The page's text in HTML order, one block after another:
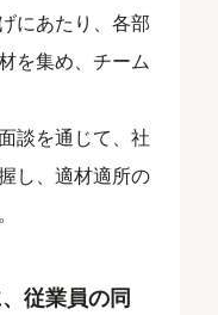
にあたり、各部
を集め、チーム
談を通じて、社
し、適材適所の
従業員の同